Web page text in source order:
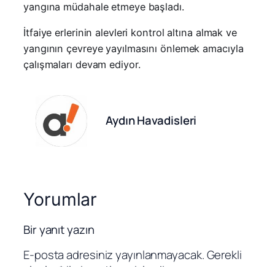
yangına müdahale etmeye başladı.
İtfaiye erlerinin alevleri kontrol altına almak ve
yangının çevreye yayılmasını önlemek amacıyla
çalışmaları devam ediyor.
Aydın Havadisleri
Yorumlar
Bir yanıt yazın
E-posta adresiniz yayınlanmayacak.Gerekli